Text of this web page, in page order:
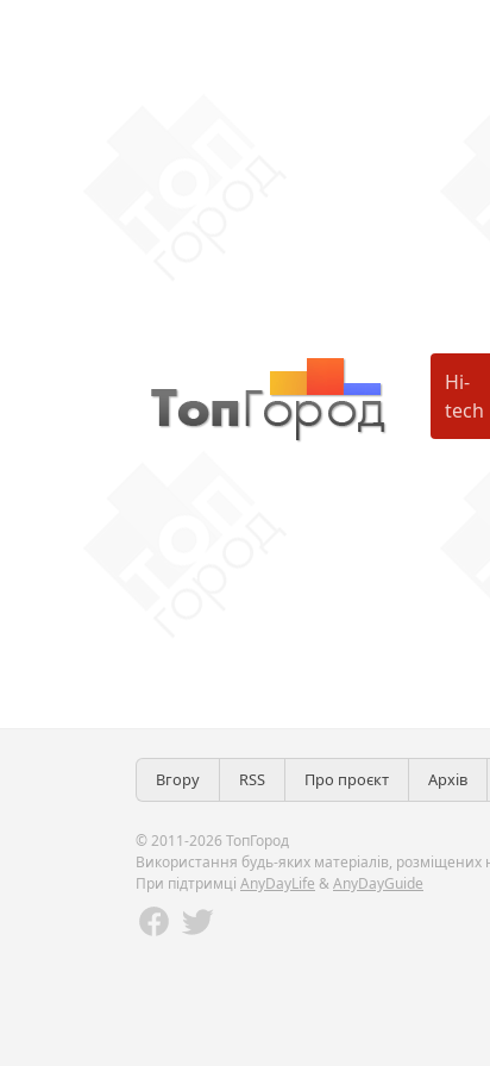
Hi-
tech
Вгору RSS Про проєкт Архів
© 2011-2026 ТопГород
Використання будь-яких матеріалів,
При підтримці AnyDayLife &AnyDayGuide